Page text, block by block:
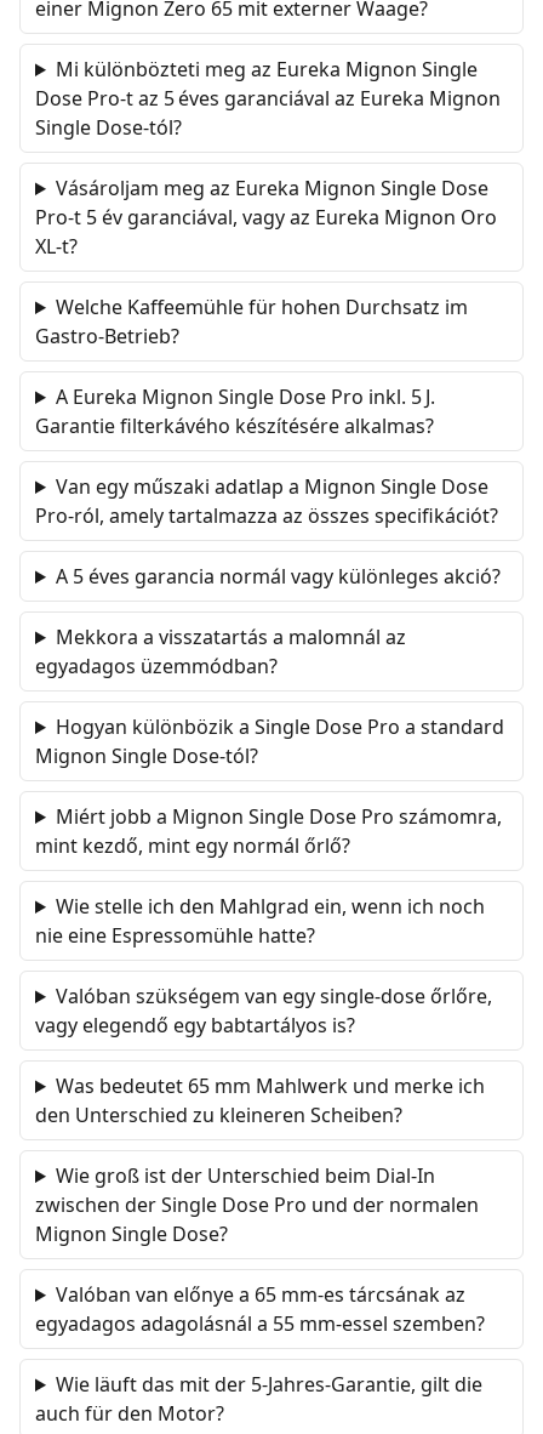
einer Mignon Zero 65 mit externer Waage?
Mi különbözteti meg az Eureka Mignon Single
Dose Pro-t az 5 éves garanciával az Eureka Mignon
Single Dose-tól?
Vásároljam meg az Eureka Mignon Single Dose
Pro-t 5 év garanciával, vagy az Eureka Mignon Oro
XL-t?
Welche Kaffeemühle für hohen Durchsatz im
Gastro-Betrieb?
A Eureka Mignon Single Dose Pro inkl. 5 J.
Garantie filterkávého készítésére alkalmas?
Van egy műszaki adatlap a Mignon Single Dose
Pro-ról, amely tartalmazza az összes specifikációt?
A 5 éves garancia normál vagy különleges akció?
Mekkora a visszatartás a malomnál az
egyadagos üzemmódban?
Hogyan különbözik a Single Dose Pro a standard
Mignon Single Dose-tól?
Miért jobb a Mignon Single Dose Pro számomra,
mint kezdő, mint egy normál őrlő?
Wie stelle ich den Mahlgrad ein, wenn ich noch
nie eine Espressomühle hatte?
Valóban szükségem van egy single-dose őrlőre,
vagy elegendő egy babtartályos is?
Was bedeutet 65 mm Mahlwerk und merke ich
den Unterschied zu kleineren Scheiben?
Wie groß ist der Unterschied beim Dial-In
zwischen der Single Dose Pro und der normalen
Mignon Single Dose?
Valóban van előnye a 65 mm-es tárcsának az
egyadagos adagolásnál a 55 mm-essel szemben?
Wie läuft das mit der 5-Jahres-Garantie, gilt die
auch für den Motor?